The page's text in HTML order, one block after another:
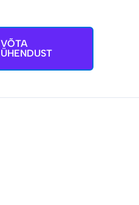
VÕTA
ÜHENDUST